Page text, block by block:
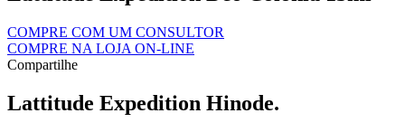
COMPRE COM UM CONSULTOR
COMPRE NA LOJA ON-LINE
Compartilhe
Lattitude Expedition Hinode.